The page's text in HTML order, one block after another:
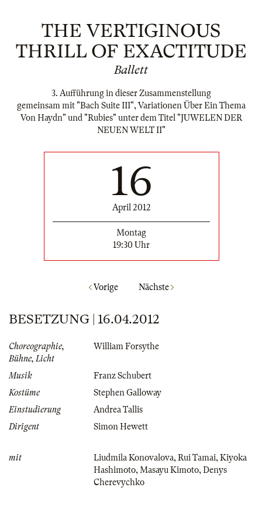
THE VERTIGINOUS
THRILL OF EXACTITUDE
Ballett
3. Aufführung in dieser Zusammenstellung
gemeinsam mit "Bach Suite III", Variationen Über Ein Thema
Von Haydn" und "Rubies" unter dem Titel "JUWELEN DER
NEUEN WELT II"
16
April 2012
Montag
19:30 Uhr
Vorige Nächste
BESETZUNG | 16.04.2012
Choreographie,
Bühne, Licht
William Forsythe
Musik
Franz Schubert
Kostüme
Stephen Galloway
Einstudierung
Andrea Tallis
Dirigent
Simon Hewett
mit Liudmila Konovalova, Rui Tamai, Kiyoka
Hashimoto, Masayu Kimoto, Denys
Cherevychko